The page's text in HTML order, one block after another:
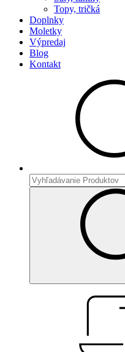
Topy, tričká
Doplnky
Moletky
Výpredaj
Blog
Kontakt